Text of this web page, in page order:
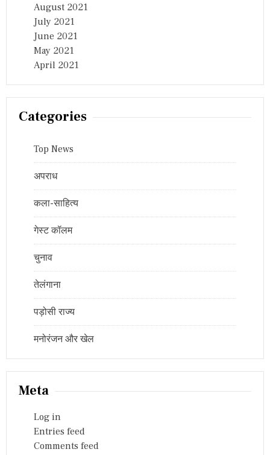
August 2021
July 2021
June 2021
May 2021
April 2021
Categories
Top News
अपराध
कला-साहित्य
गेस्ट कॉलम
चुनाव
तेलंगाना
पड़ोसी राज्य
मनोरंजन और खेल
Meta
Log in
Entries feed
Comments feed